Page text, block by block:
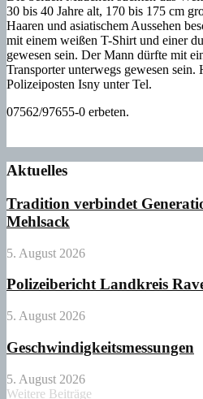
30 bis 40 Jahre alt, 170 bis 175 cm
Haaren und asiatischem Aussehen
mit einem weißen T-Shirt und einer
gewesen sein. Der Mann dürfte mit
Transporter unterwegs gewesen sein.
Polizeiposten Isny unter Tel.
07562/97655-0 erbeten.
Aktuelles
Tradition verbindet
Mehlsack
5. August 2026
Polizeibericht Landkreis
5. August 2026
Geschwindigkeitsmessungen
5. August 2026
Weitere Beiträge